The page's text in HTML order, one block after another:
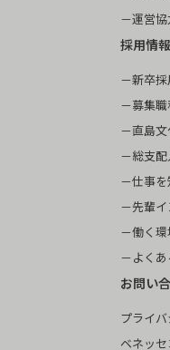
運営協
採用情報
新卒
募集
直島
総支
仕事を
先輩
働く環
よく
お問い
プライ
ベネッ